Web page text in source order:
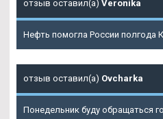
отзыв оставил(а) Veronika
Нефть помогла России полгода
отзыв оставил(а) Ovcharka
Понедельник буду обращаться